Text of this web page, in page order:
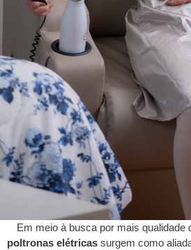
Em meio à busca por mais qualidade
poltronas elétricas surgem como